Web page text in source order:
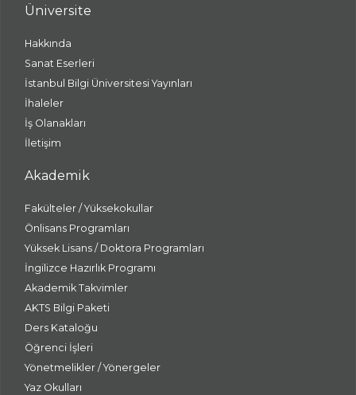
Üniversite
Hakkında
Sanat Eserleri
İstanbul Bilgi Üniversitesi Yayınları
İhaleler
İş Olanakları
İletişim
Akademik
Fakülteler / Yüksekokullar
Önlisans Programları
Yüksek Lisans / Doktora Programları
İngilizce Hazırlık Programı
Akademik Takvimler
AKTS Bilgi Paketi
Ders Kataloğu
Öğrenci İşleri
Yönetmelikler / Yönergeler
Yaz Okulları